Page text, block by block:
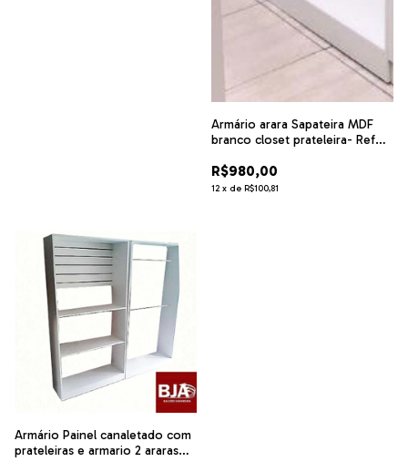
Armário arara Sapateira MDF
branco closet prateleira- Ref
R$980,00
12 x de R$100,81
Armário Painel canaletado com
prateleiras e armario 2 araras